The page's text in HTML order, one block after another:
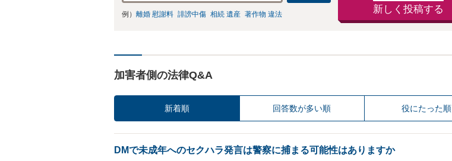
例） 離婚 慰謝料 誹謗中傷 相続 遺産 著作物 違法 新しく投稿する
加害者側の法律Q&A
新着順 回答数が多い順 役にたった順
DMで未成年へのセクハラ発言は警察に捕まる可能性はありますか